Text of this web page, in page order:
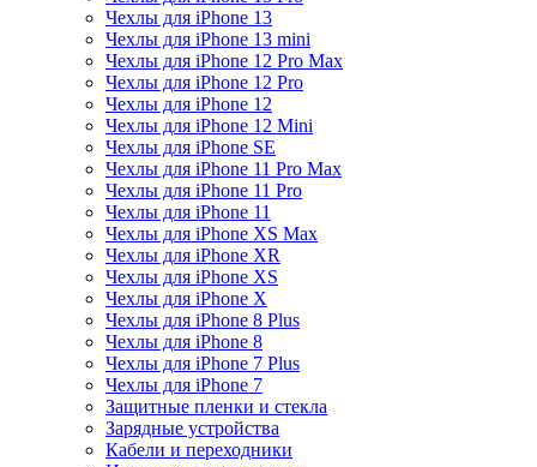
Чехлы для iPhone 13
Чехлы для iPhone 13 mini
Чехлы для iPhone 12 Pro Max
Чехлы для iPhone 12 Pro
Чехлы для iPhone 12
Чехлы для iPhone 12 Mini
Чехлы для iPhone SE
Чехлы для iPhone 11 Pro Max
Чехлы для iPhone 11 Pro
Чехлы для iPhone 11
Чехлы для iPhone XS Max
Чехлы для iPhone XR
Чехлы для iPhone XS
Чехлы для iPhone X
Чехлы для iPhone 8 Plus
Чехлы для iPhone 8
Чехлы для iPhone 7 Plus
Чехлы для iPhone 7
Защитные пленки и стекла
Зарядные устройства
Кабели и переходники